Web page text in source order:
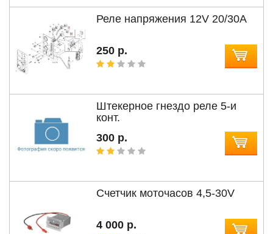
Реле напряжения 12V 20/30A
250 р.
Штекерное гнездо реле 5-и
конт.
300 р.
Счетчик моточасов 4,5-30V
4 000 р.